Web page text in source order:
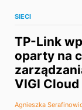
SIECI
TP-Link
oparty na
VIGI Cloud
Agnieszka